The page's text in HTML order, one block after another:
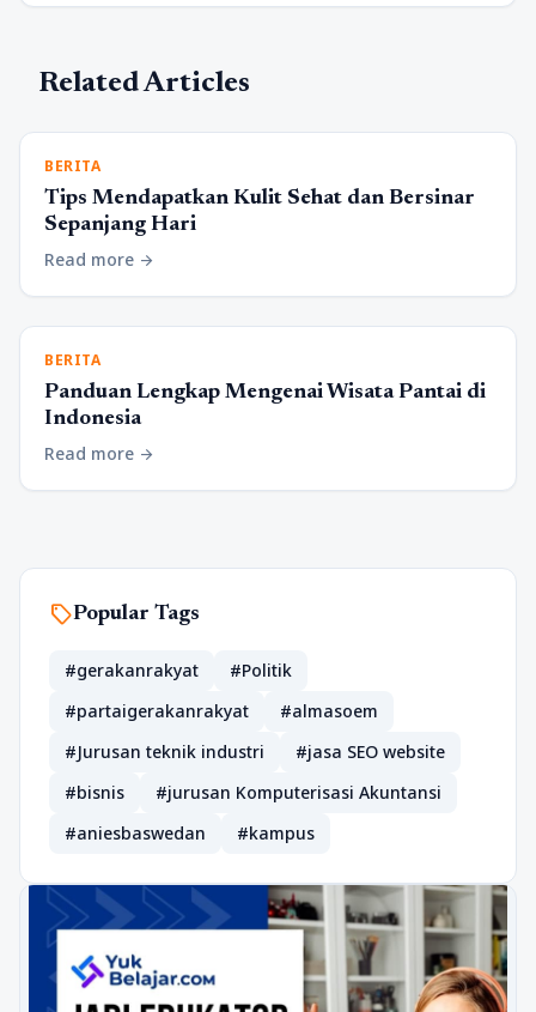
Related Articles
BERITA
Tips Mendapatkan Kulit Sehat dan Bersinar
Sepanjang Hari
Read more arrow_forward
BERITA
Panduan Lengkap Mengenai Wisata Pantai di
Indonesia
Read more arrow_forward
sellPopular Tags
#gerakanrakyat
#Politik
#partaigerakanrakyat
#almasoem
#Jurusan teknik industri
#jasa SEO website
#bisnis
#jurusan Komputerisasi Akuntansi
#aniesbaswedan
#kampus